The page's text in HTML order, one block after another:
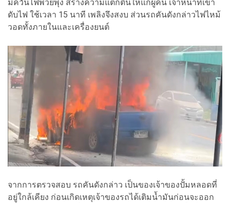
มีควันไฟพวยพุ่ง สร้างความแตกตื่นให้แก่ผู้คน เจ้าหน้าที่เข้า
ดับไฟ ใช้เวลา 15 นาที เพลิงจึงสงบ ส่วนรถคันดังกล่าวไฟไหม้
วอดทั้งภายในและเครื่องยนต์
จากการตรวจสอบ รถคันดังกล่าว เป็นของเจ้าของปั้มหลอดที่
อยู่ใกล้เคียง ก่อนเกิดเหตุเจ้าของรถได้เติมน้ำมันก่อนจะออก